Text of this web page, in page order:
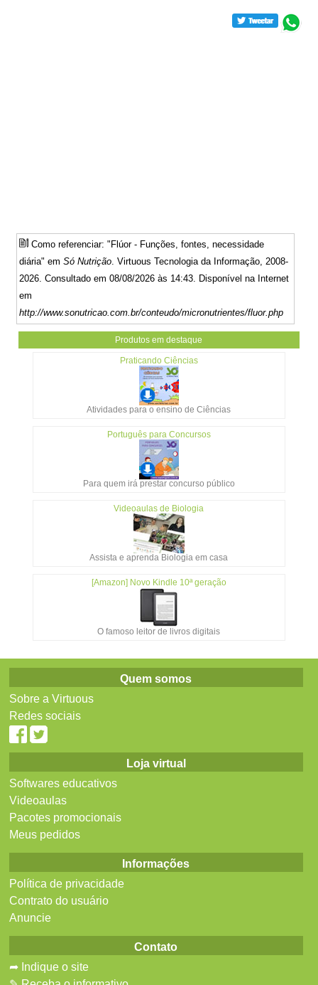
Como referenciar: "Flúor - Funções, fontes, necessidade
diária" emSó Nutrição. Virtuous Tecnologia da Informação, 2008-
2026. Consultado em 08/08/2026 às 14:43. Disponível na Internet
em
http://www.sonutricao.com.br/conteudo/micronutrientes/fluor.php
Produtos em destaque
Praticando Ciências
Atividades para o ensino de Ciências
Português para Concursos
Para quem irá prestar concurso público
Videoaulas de Biologia
Assista e aprenda Biologia em casa
[Amazon] Novo Kindle 10ª geração
O famoso leitor de livros digitais
Quem somos
Sobre a Virtuous
Redes sociais
Loja virtual
Softwares educativos
Videoaulas
Pacotes promocionais
Meus pedidos
Informações
Política de privacidade
Contrato do usuário
Anuncie
Contato
➦ Indique o site